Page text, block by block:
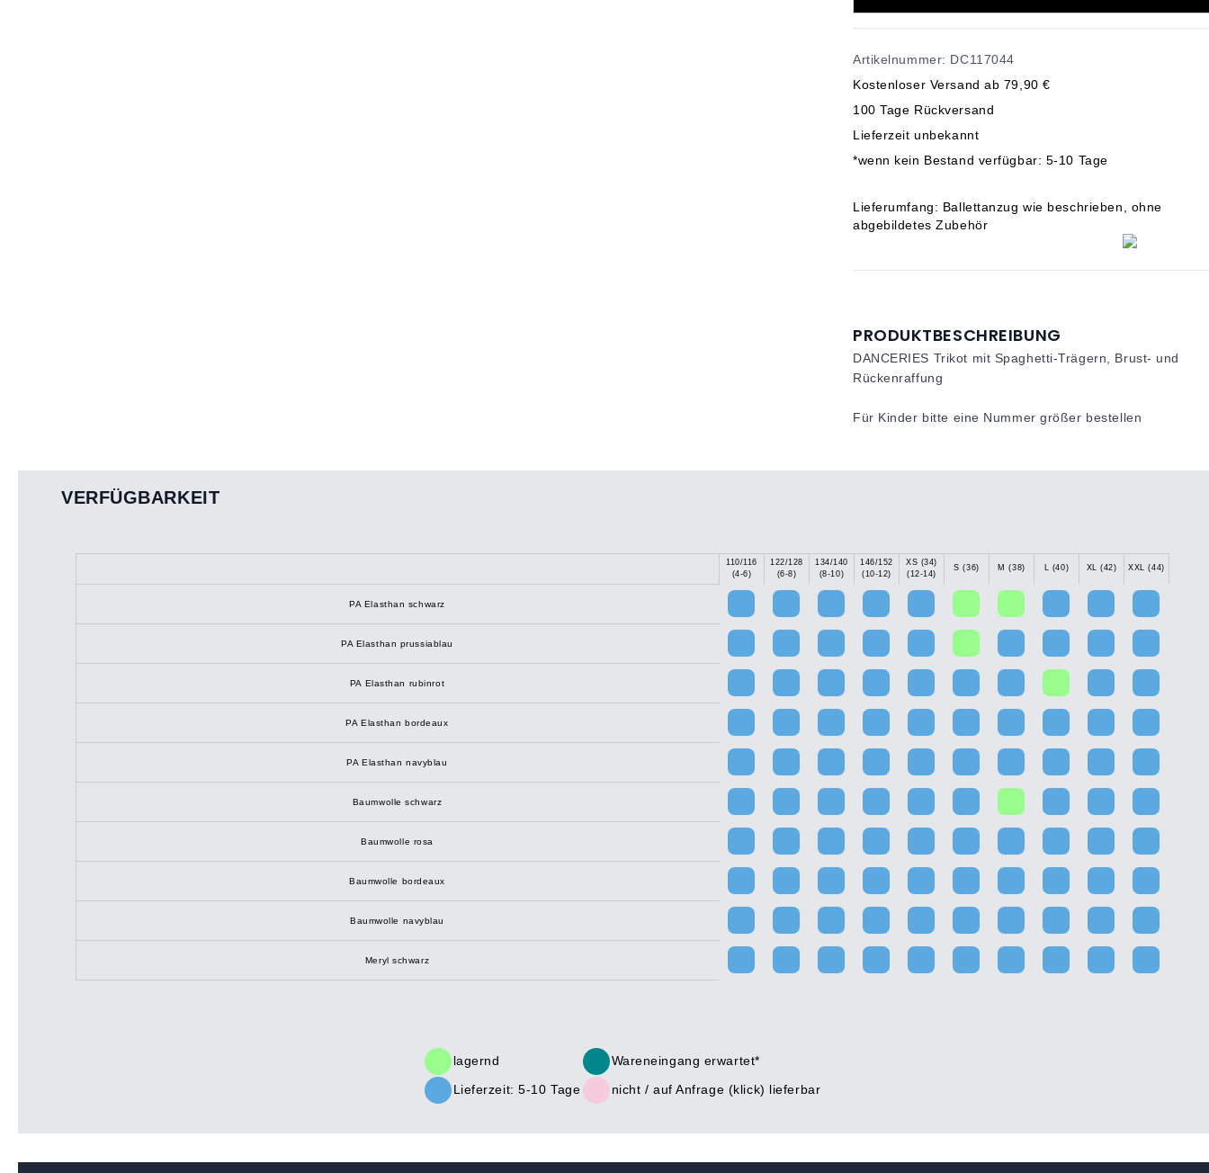
Artikelnummer: DC117044
Kostenloser Versand ab 79,90 €
100 Tage Rückversand
Lieferzeit unbekannt
*wenn kein Bestand verfügbar: 5-10 Tage
Lieferumfang: Ballettanzug wie beschrieben, ohne
abgebildetes Zubehör
PRODUKTBESCHREIBUNG
DANCERIES Trikot mit Spaghetti-Trägern, Brust- und
Rückenraffung
Für Kinder bitte eine Nummer größer bestellen
VERFÜGBARKEIT
110/116
(4-6)
122/128
(6-8)
134/140
(8-10)
146/152
(10-12)
XS (34)
(12-14)
S (36) M (38) L (40) XL (42) XXL (44)
PA Elasthan schwarz
PA Elasthan prussiablau
PA Elasthan rubinrot
PA Elasthan bordeaux
PA Elasthan navyblau
Baumwolle schwarz
Baumwolle rosa
Baumwolle bordeaux
Baumwolle navyblau
Meryl schwarz
lagernd
Wareneingang erwartet*
Lieferzeit: 5-10 Tage
nicht / auf Anfrage (klick) lieferbar